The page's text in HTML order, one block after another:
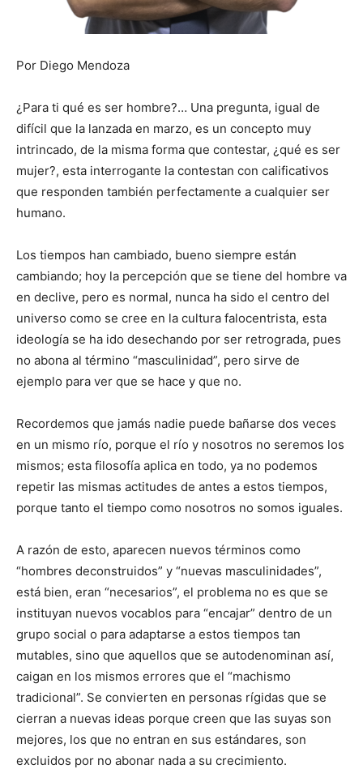
Por Diego Mendoza
¿Para ti qué es ser hombre?… Una pregunta, igual de
difícil que la lanzada en marzo, es un concepto muy
intrincado, de la misma forma que contestar, ¿qué es ser
mujer?, esta interrogante la contestan con calificativos
que responden también perfectamente a cualquier ser
humano.
Los tiempos han cambiado, bueno siempre están
cambiando; hoy la percepción que se tiene del hombre va
en declive, pero es normal, nunca ha sido el centro del
universo como se cree en la cultura falocentrista, esta
ideología se ha ido desechando por ser retrograda, pues
no abona al término “masculinidad”, pero sirve de
ejemplo para ver que se hace y que no.
Recordemos que jamás nadie puede bañarse dos veces
en un mismo río, porque el río y nosotros no seremos los
mismos; esta filosofía aplica en todo, ya no podemos
repetir las mismas actitudes de antes a estos tiempos,
porque tanto el tiempo como nosotros no somos iguales.
A razón de esto, aparecen nuevos términos como
“hombres deconstruidos” y “nuevas masculinidades”,
está bien, eran “necesarios”, el problema no es que se
instituyan nuevos vocablos para “encajar” dentro de un
grupo social o para adaptarse a estos tiempos tan
mutables, sino que aquellos que se autodenominan así,
caigan en los mismos errores que el “machismo
tradicional”. Se convierten en personas rígidas que se
cierran a nuevas ideas porque creen que las suyas son
mejores, los que no entran en sus estándares, son
excluidos por no abonar nada a su crecimiento.